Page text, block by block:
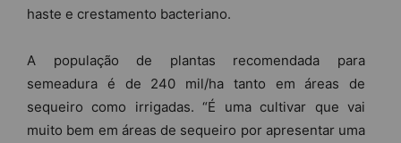
haste e crestamento bacteriano.
A população de plantas recomendada para
semeadura é de 240 mil/ha tanto em áreas de
sequeiro como irrigadas. “É uma cultivar que vai
muito bem em áreas de sequeiro por apresentar uma